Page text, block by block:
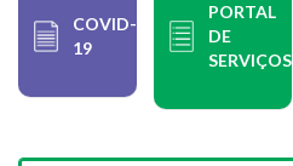
COVID-
19
PORTAL
DE
SERVIÇOS